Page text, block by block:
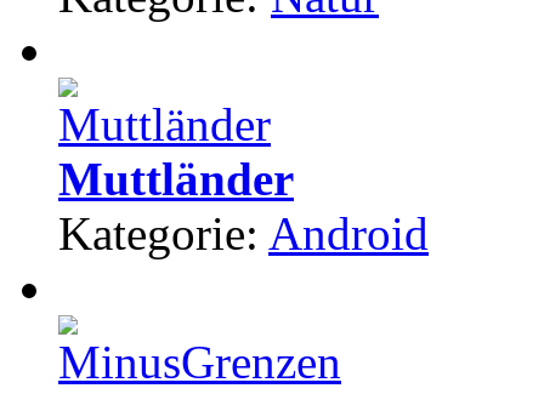
Muttländer
Kategorie: Android